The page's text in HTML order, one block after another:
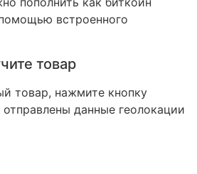
встроенного
товар
товар, нажмите кнопку
данные геолокации